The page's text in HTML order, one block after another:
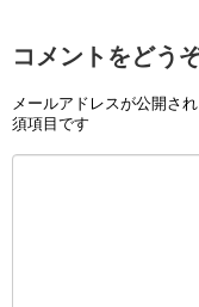
コメントをどう
メールアドレスが公開さ
須項目です